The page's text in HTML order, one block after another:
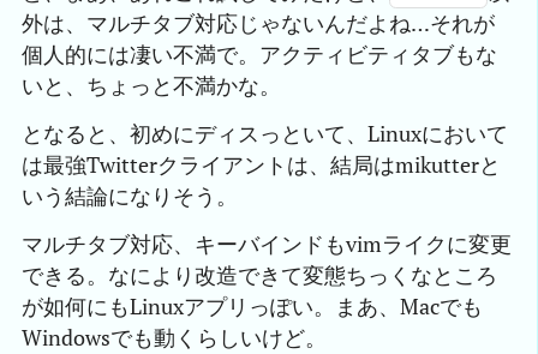
外は、マルチタブ対応じゃないんだよね…それが
個人的には凄い不満で。アクティビティタブもな
いと、ちょっと不満かな。
となると、初めにディスっといて、Linuxにおいて
は最強Twitterクライアントは、結局はmikutterと
いう結論になりそう。
マルチタブ対応、キーバインドもvimライクに変更
できる。なにより改造できて変態ちっくなところ
が如何にもLinuxアプリっぽい。まあ、Macでも
Windowsでも動くらしいけど。